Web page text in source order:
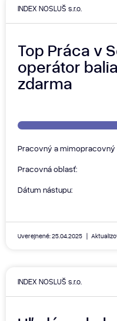
INDEX NOSLUŠ s.r.o.
Top Práca v
operátor
zdarma
Pracovný a mimopracovný
Pracovná oblasť:
Dátum nástupu:
Uverejnené: 25.04.2025
INDEX NOSLUŠ s.r.o.